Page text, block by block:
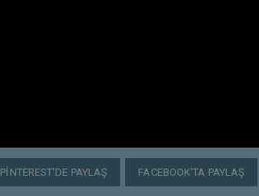
PINTEREST'DE PAYLAŞ FACEBOOK'TA PAYLAŞ